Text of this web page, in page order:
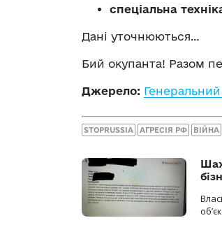
спеціальна
Дані уточнюються…
Бий окупанта! Разом
Джерело:
STOPRUSSIA АГРЕСІЯ РФ ВІЙНА